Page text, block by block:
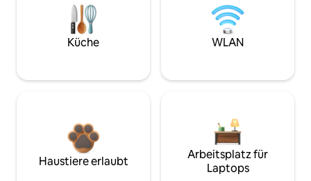
Küche WLAN
Haustiere erlaubt
Arbeitsplatz für
Laptops